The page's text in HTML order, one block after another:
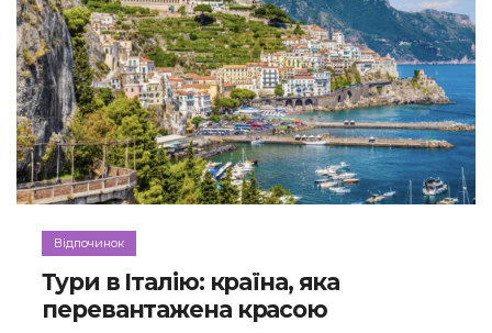
Відпочинок
Тури в Італію: країна, яка
перевантажена красою